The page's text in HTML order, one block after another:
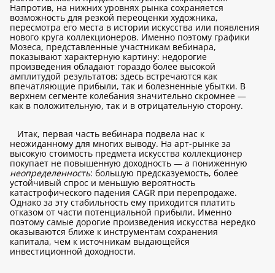
Напротив, на нижних уровнях рынка сохраняется
возможность для резкой переоценки художника,
пересмотра его места в истории искусства или появления
нового круга коллекционеров. Именно поэтому графики
Мозеса, представленные участникам вебинара,
показывают характерную картину: недорогие
произведения обладают гораздо более высокой
амплитудой результатов; здесь встречаются как
впечатляющие прибыли, так и болезненные убытки. В
верхнем сегменте колебания значительно скромнее —
как в положительную, так и в отрицательную сторону.
Итак, первая часть вебинара подвела нас к
неожиданному для многих выводу. На арт-рынке за
высокую стоимость предмета искусства коллекционер
покупает не повышенную доходность — а пониженную
неопределенность: большую предсказуемость, более
устойчивый спрос и меньшую вероятность
катастрофического падения CAGR при перепродаже.
Однако за эту стабильность ему приходится платить
отказом от части потенциальной прибыли. Именно
поэтому самые дорогие произведения искусства нередко
оказываются ближе к инструментам сохранения
капитала, чем к источникам выдающейся
инвестиционной доходности.